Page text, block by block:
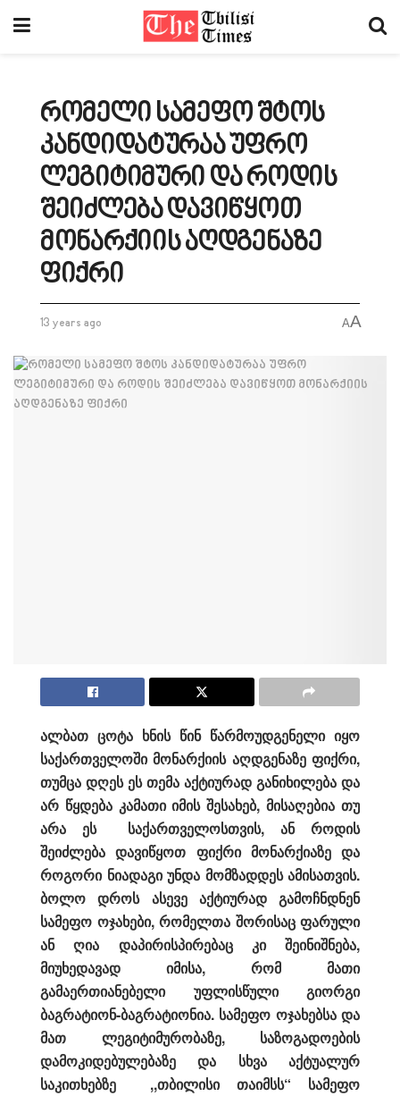
რომელი სამეფო შტოს
კანდიდატურაა უფრო
ლეგიტიმური და როდის
შეიძლება დავიწყოთ
მონარქიის აღდგენაზე
ფიქრი
13 years ago AA
ალბათ ცოტა ხნის წინ წარმოუდგენელი იყო
საქართველოში მონარქიის აღდგენაზე ფიქრი,
თუმცა დღეს ეს თემა აქტიურად განიხილება და
არ წყდება კამათი იმის შესახებ, მისაღებია თუ
არა ეს საქართველოსთვის, ან როდის
შეიძლება დავიწყოთ ფიქრი მონარქიაზე და
როგორი ნიადაგი უნდა მომზადდეს ამისათვის.
ბოლო დროს ასევე აქტიურად გამოჩნდნენ
სამეფო ოჯახები, რომელთა შორისაც ფარული
ან ღია დაპირისპირებაც კი შეინიშნება,
მიუხედავად იმისა, რომ მათი
გამაერთიანებელი უფლისწული გიორგი
ბაგრატიონ-ბაგრატიონია. სამეფო ოჯახებსა და
მათ ლეგიტიმურობაზე, საზოგადოების
დამოკიდებულებაზე და სხვა აქტუალურ
საკითხებზე ,,თბილისი თაიმსს“ სამეფო